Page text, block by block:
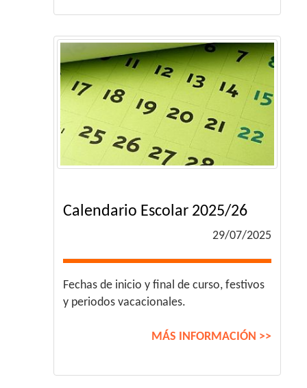
Calendario Escolar 2025/26
29/07/2025
Fechas de inicio y final de curso, festivos
y periodos vacacionales.
MÁS INFORMACIÓN >>